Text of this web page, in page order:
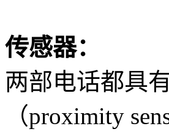
传感器：
两部电话都具
（proximity